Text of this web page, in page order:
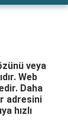
veya
Web
Daha
adresini
hızlı